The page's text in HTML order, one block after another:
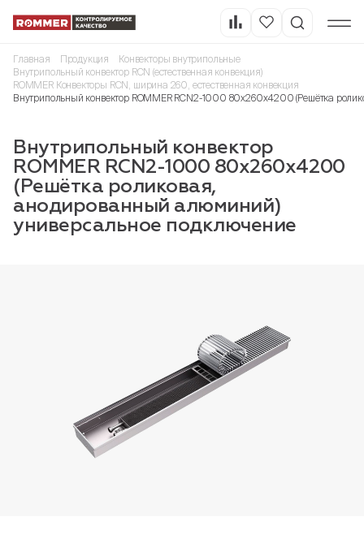
Пн-Пт, 9:00—18:00
Главная Продукция
Конвекторы внутрипольные
Внутрипольный конвектор RCN (естественная конвекция)
ROMMER Конвекторы RCN, ширина 260, естественная конвекция
Внутрипольный конвектор ROMMER RCN2-1000 80х260х4200 (Решётка
Внутрипольный конвектор
ROMMER RCN2-1000 80х260х4200
(Решётка роликовая,
анодированный алюминий)
универсальное подключение